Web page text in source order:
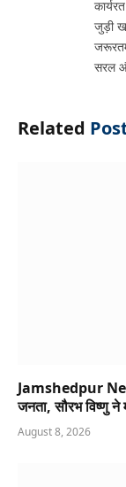
जुड़ी
सरल
Related
Jamshedpur
जनता, सौरभ विष्णु ने
August 8, 2026